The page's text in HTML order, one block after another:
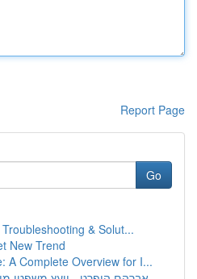
Report Page
Go
& Solut...
New Trend
A Complete Overview for I...